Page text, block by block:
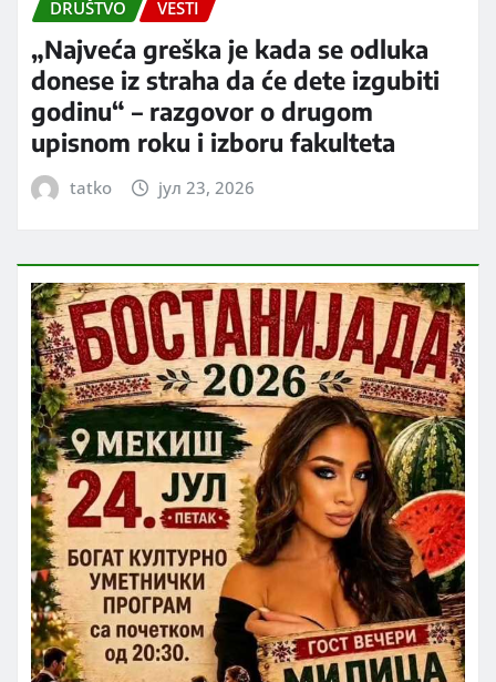
DRUŠTVO VESTI
„Najveća greška je kada se odluka
donese iz straha da će dete izgubiti
godinu“ – razgovor o drugom
upisnom roku i izboru fakulteta
tatko јул 23, 2026